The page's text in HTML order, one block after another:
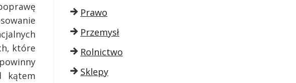
które
kątem
Prawo
Przemysł
Rolnictwo
Sklepy